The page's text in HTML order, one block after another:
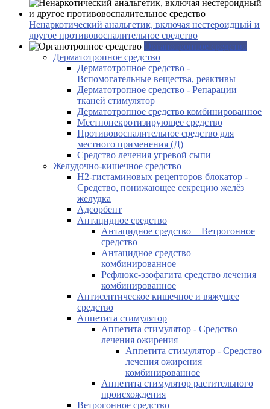
Ненаркотический анальгетик, включая нестероидный и
другое противовоспалительное средство
Органотропное средство
Дерматотропное средство
Дерматотропное средство -
Вспомогательные вещества, реактивы
Дерматотропное средство - Репарации
тканей стимулятор
Дерматотропное средство комбинированное
Местнонекротизирующее средство
Противовоспалительное средство для
местного применения (Д)
Средство лечения угревой сыпи
Желудочно-кишечное средство
H2-гистаминовых рецепторов блокатор -
Средство, понижающее секрецию желёз
желудка
Адсорбент
Антацидное средство
Антацидное средство + Ветрогонное
средство
Антацидное средство
комбинированное
Рефлюкс-эзофагита средство лечения
комбинированное
Антисептическое кишечное и вяжущее
средство
Аппетита стимулятор
Аппетита стимулятор - Средство
лечения ожирения
Аппетита стимулятор - Средство
лечения ожирения
комбинированное
Аппетита стимулятор растительного
происхождения
Ветрогонное средство